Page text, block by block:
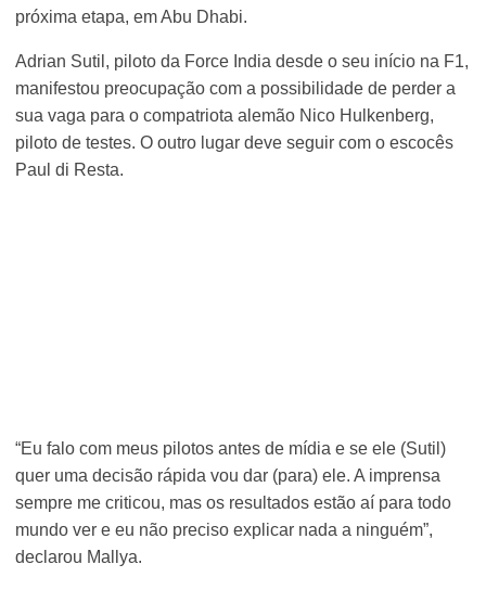
próxima etapa, em Abu Dhabi.
Adrian Sutil, piloto da Force India desde o seu início na F1,
manifestou preocupação com a possibilidade de perder a
sua vaga para o compatriota alemão Nico Hulkenberg,
piloto de testes. O outro lugar deve seguir com o escocês
Paul di Resta.
“Eu falo com meus pilotos antes de mídia e se ele (Sutil)
quer uma decisão rápida vou dar (para) ele. A imprensa
sempre me criticou, mas os resultados estão aí para todo
mundo ver e eu não preciso explicar nada a ninguém”,
declarou Mallya.